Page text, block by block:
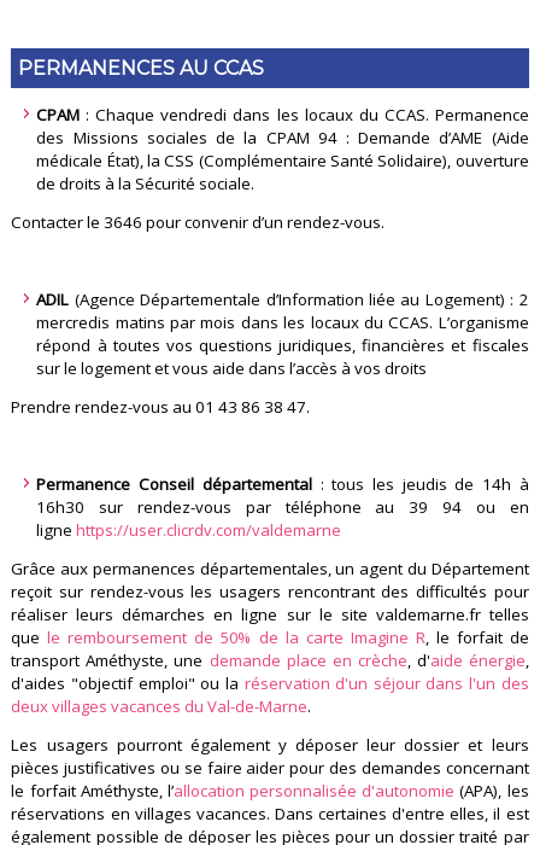
PERMANENCES AU CCAS
CPAM : Chaque vendredi dans les locaux du CCAS. Permanence
des Missions sociales de la CPAM 94 : Demande d’AME (Aide
médicale État), la CSS (Complémentaire Santé Solidaire), ouverture
de droits à la Sécurité sociale.
Contacter le 3646 pour convenir d’un rendez-vous.
ADIL (Agence Départementale d’Information liée au Logement) : 2
mercredis matins par mois dans les locaux du CCAS. L’organisme
répond à toutes vos questions juridiques, financières et fiscales
sur le logement et vous aide dans l’accès à vos droits
Prendre rendez-vous au 01 43 86 38 47.
Permanence Conseil départemental: tous les jeudis de 14h à
16h30 sur rendez-vous par téléphone au 39 94 ou en
lignehttps://user.clicrdv.com/valdemarne
Grâce aux permanences départementales, un agent du Département
reçoit sur rendez-vous les usagers rencontrant des difficultés pour
réaliser leurs démarches en ligne sur le site valdemarne.fr telles
quele remboursement de 50% de la carte Imagine R, le forfait de
transport Améthyste, une demande place en crèche, d'aide énergie,
d'aides "objectif emploi" ou la réservation d'un séjour dans l'un des
deux villages vacances du Val-de-Marne.
Les usagers pourront également y déposer leur dossier et leurs
pièces justificatives ou se faire aider pour des demandes concernant
le forfait Améthyste, l’allocation personnalisée d'autonomie (APA), les
réservations en villages vacances. Dans certaines d'entre elles, il est
également possible de déposer les pièces pour un dossier traité par